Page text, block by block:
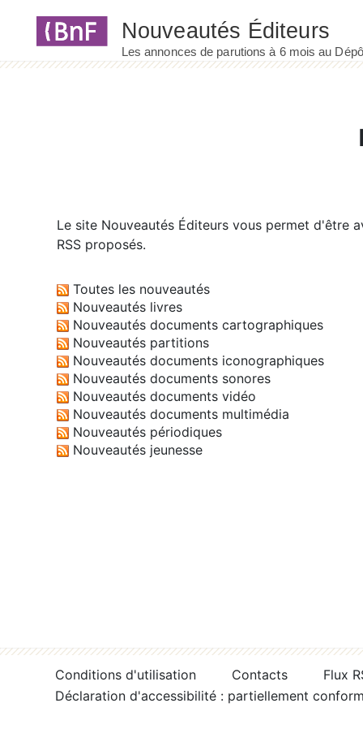
Le site Nouveautés Éditeurs vous permet d'être
RSS proposés.
Toutes les nouveautés
Nouveautés livres
Nouveautés documents cartographiques
Nouveautés partitions
Nouveautés documents iconographiques
Nouveautés documents sonores
Nouveautés documents vidéo
Nouveautés documents multimédia
Nouveautés périodiques
Nouveautés jeunesse
Conditions d'utilisation Contacts
Flux
Déclaration d'accessibilité : partiellement